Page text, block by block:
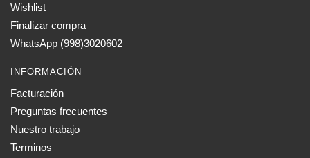
Wishlist
Finalizar compra
WhatsApp (998)3020602
INFORMACIÓN
Facturación
Preguntas frecuentes
Nuestro trabajo
Terminos